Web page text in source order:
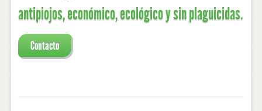
antipiojos, económico, ecológico y sin plaguicidas.
Contacto